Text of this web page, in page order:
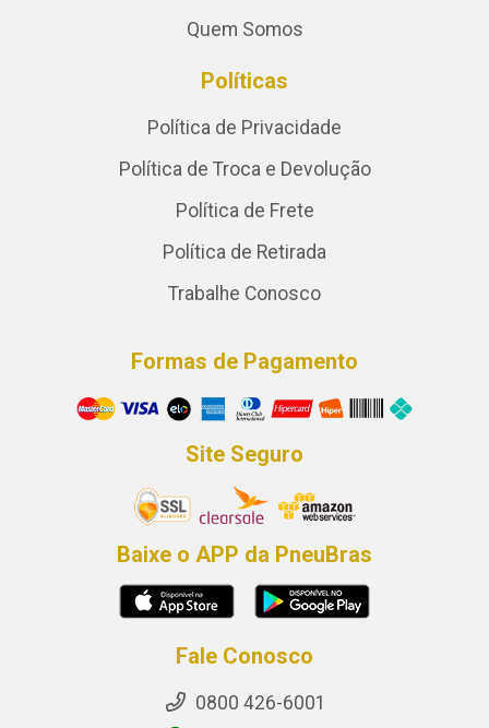
Quem Somos
Políticas
Política de Privacidade
Política de Troca e Devolução
Política de Frete
Política de Retirada
Trabalhe Conosco
Formas de Pagamento
Site Seguro
Baixe o APP da PneuBras
Fale Conosco
0800 426-6001